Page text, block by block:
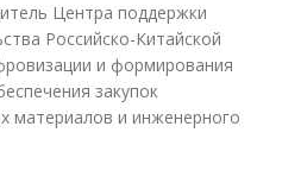
Центра поддержки
Российско-Китайской
и формирования
закупок
материалов и инженерного